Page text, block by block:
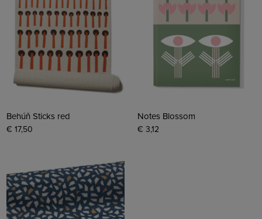
Behúň Sticks red
€ 17,50
Notes Blossom
€ 3,12